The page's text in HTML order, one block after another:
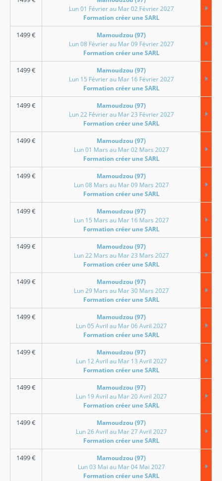
Lun 01 Février au Mar 02 Février 2027
Formation créer une SARL
1499€
Mamoudzou (97)
Lun 08 Février au Mar 09 Février 2027
Formation créer une SARL
1499€
Mamoudzou (97)
Lun 15 Février au Mar 16 Février 2027
Formation créer une SARL
1499€
Mamoudzou (97)
Lun 22 Février au Mar 23 Février 2027
Formation créer une SARL
1499€
Mamoudzou (97)
Lun 01 Mars au Mar 02 Mars 2027
Formation créer une SARL
1499€
Mamoudzou (97)
Lun 08 Mars au Mar 09 Mars 2027
Formation créer une SARL
1499€
Mamoudzou (97)
Lun 15 Mars au Mar 16 Mars 2027
Formation créer une SARL
1499€
Mamoudzou (97)
Lun 22 Mars au Mar 23 Mars 2027
Formation créer une SARL
1499€
Mamoudzou (97)
Lun 29 Mars au Mar 30 Mars 2027
Formation créer une SARL
1499€
Mamoudzou (97)
Lun 05 Avril au Mar 06 Avril 2027
Formation créer une SARL
1499€
Mamoudzou (97)
Lun 12 Avril au Mar 13 Avril 2027
Formation créer une SARL
1499€
Mamoudzou (97)
Lun 19 Avril au Mar 20 Avril 2027
Formation créer une SARL
1499€
Mamoudzou (97)
Lun 26 Avril au Mar 27 Avril 2027
Formation créer une SARL
1499€
Mamoudzou (97)
Lun 03 Mai au Mar 04 Mai 2027
Formation créer une SARL